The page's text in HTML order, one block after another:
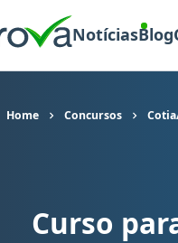
NotíciasBlog
Home Concursos
Curso para concurso
Curso